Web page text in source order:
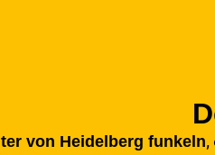
von Heidelberg funkeln